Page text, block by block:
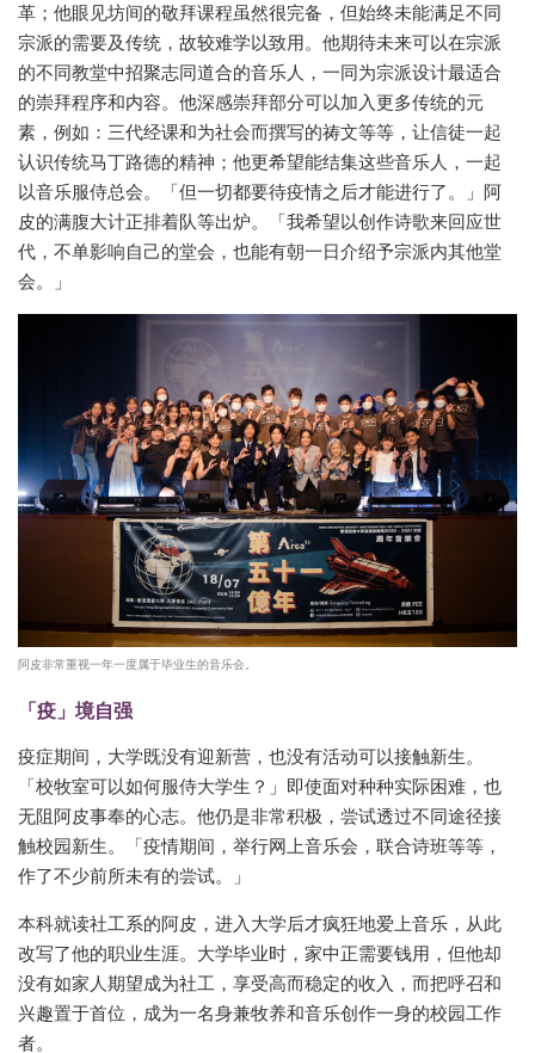
革；他眼见坊间的敬拜课程虽然很完备，但始终未能满足不同
宗派的需要及传统，故较难学以致用。他期待未来可以在宗派
的不同教堂中招聚志同道合的音乐人，一同为宗派设计最适合
的崇拜程序和内容。他深感崇拜部分可以加入更多传统的元
素，例如：三代经课和为社会而撰写的祷文等等，让信徒一起
认识传统马丁路德的精神；他更希望能结集这些音乐人，一起
以音乐服侍总会。「但一切都要待疫情之后才能进行了。」阿
皮的满腹大计正排着队等出炉。「我希望以创作诗歌来回应世
代，不单影响自己的堂会，也能有朝一日介绍予宗派内其他堂
会。」
阿皮非常重视一年一度属于毕业生的音乐会。
「疫」境自强
疫症期间，大学既没有迎新营，也没有活动可以接触新生。
「校牧室可以如何服侍大学生？」即使面对种种实际困难，也
无阻阿皮事奉的心志。他仍是非常积极，尝试透过不同途径接
触校园新生。「疫情期间，举行网上音乐会，联合诗班等等，
作了不少前所未有的尝试。」
本科就读社工系的阿皮，进入大学后才疯狂地爱上音乐，从此
改写了他的职业生涯。大学毕业时，家中正需要钱用，但他却
没有如家人期望成为社工，享受高而稳定的收入，而把呼召和
兴趣置于首位，成为一名身兼牧养和音乐创作一身的校园工作
者。